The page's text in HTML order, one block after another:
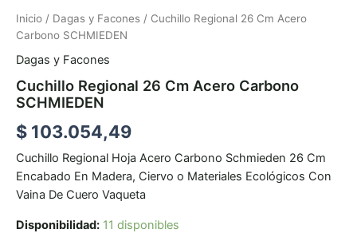
Inicio / Dagas y Facones / Cuchillo Regional 26 Cm Acero
Carbono SCHMIEDEN
Dagas y Facones
Cuchillo Regional 26 Cm Acero Carbono
SCHMIEDEN
$ 103.054,49
Cuchillo Regional Hoja Acero Carbono Schmieden 26 Cm
Encabado En Madera, Ciervo o Materiales Ecológicos Con
Vaina De Cuero Vaqueta
Disponibilidad: 11 disponibles